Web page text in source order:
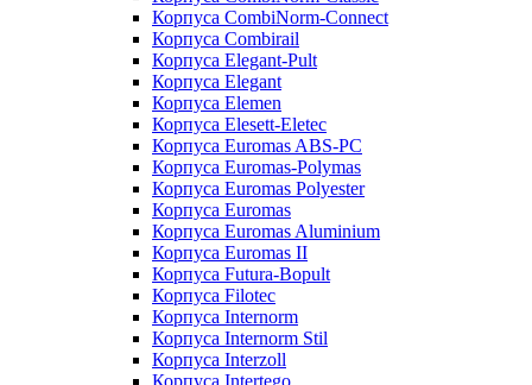
Корпуса CombiNorm-Connect
Корпуса Combirail
Корпуса Elegant-Pult
Корпуса Elegant
Корпуса Elemen
Корпуса Elesett-Eletec
Корпуса Euromas ABS-PC
Корпуса Euromas-Polymas
Корпуса Euromas Polyester
Корпуса Euromas
Корпуса Euromas Aluminium
Корпуса Euromas II
Корпуса Futura-Bopult
Корпуса Filotec
Корпуса Internorm
Корпуса Internorm Stil
Корпуса Interzoll
Корпуса Intertego